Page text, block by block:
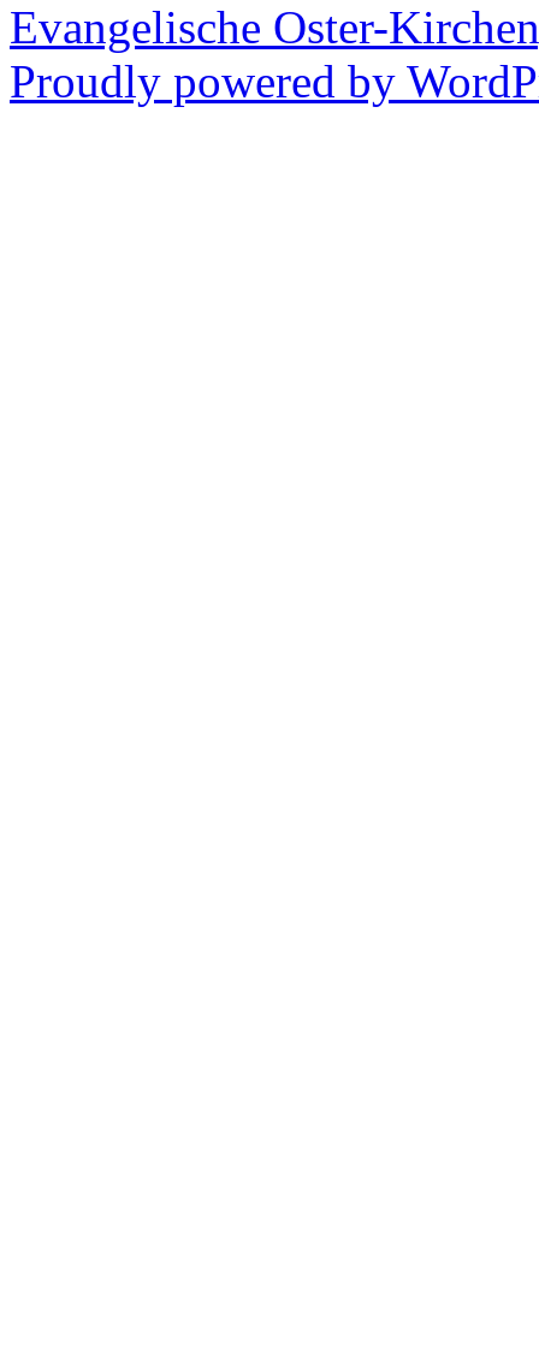
Evangelische Oster-
Proudly powered by